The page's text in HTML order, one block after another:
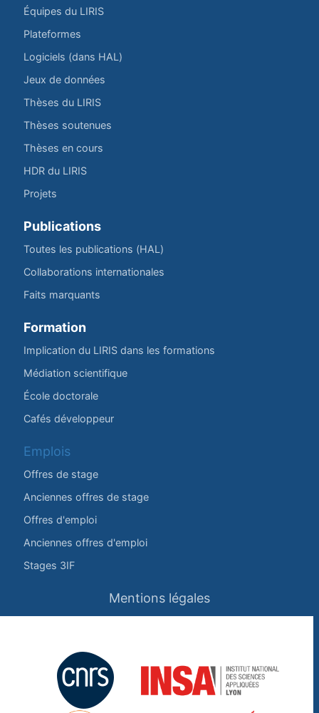
Équipes du LIRIS
Plateformes
Logiciels (dans HAL)
Jeux de données
Thèses du LIRIS
Thèses soutenues
Thèses en cours
HDR du LIRIS
Projets
Publications
Toutes les publications (HAL)
Collaborations internationales
Faits marquants
Formation
Implication du LIRIS dans les formations
Médiation scientifique
École doctorale
Cafés développeur
Emplois
Offres de stage
Anciennes offres de stage
Offres d'emploi
Anciennes offres d'emploi
Stages 3IF
Mentions légales